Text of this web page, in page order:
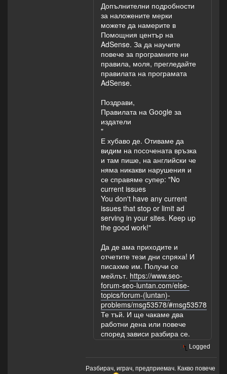
Допълнителни подробности
за наложените мерки
можете да намерите в
Помощния център на
AdSense. За да научите
повече за програмните ни
правила, моля, прегледайте
правилата на програмата
AdSense.
Поздрави,
Правилата на Google за
издатели
"
Е хубаво де. Отиваме да
видим на посочената връзка
и там пише, на английски че
няма никакви нарушения и
се справяме супер: "No
current issues
You don't have any current
issues that stop or limit ad
serving in your sites. Keep up
the good work!"
Да де ама приходите и
отчетите тези дни спряха! И
писахме им. Получи се
мейлът. https://www.seo-
forum-seo-luntan.com/else-
topics/forum-(luntan)-
problems/msg53578/#msg53578
Те тъй. И ще чакаме два
работни дена или повече
според зависи разбира се.
Logged
Разбирач, играч, предприемач. Какво повече